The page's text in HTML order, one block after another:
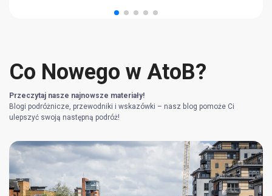
Co Nowego w AtoB?
Przeczytaj nasze najnowsze materiały!
Blogi podróżnicze, przewodniki i wskazówki – nasz blog pomoże Ci
ulepszyć swoją następną podróż!